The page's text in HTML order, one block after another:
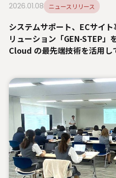
2026.01.08 ニュースリリース
システムサポート、ECサイ
リューション「GEN-STEP
Cloud の最先端技術を活用し